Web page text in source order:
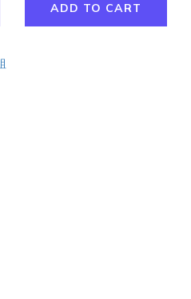
ADD TO CART